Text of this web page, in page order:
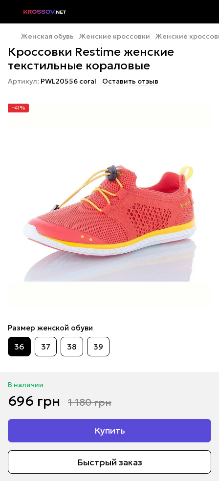
Женская обувь Женские кроссовки Женские
Кроссовки Restime женские
текстильные кораловые
Артикул: PWL20556 coral Оставить отзыв
−41%
Размер женской обуви
36 37 38 39
В наличии
696 грн 1 180 грн
Купить
Быстрый заказ